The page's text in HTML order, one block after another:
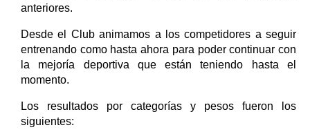
anteriores.
Desde el Club animamos a los competidores a seguir
entrenando como hasta ahora para poder continuar con
la mejoría deportiva que están teniendo hasta el
momento.
Los resultados por categorías y pesos fueron los
siguientes: